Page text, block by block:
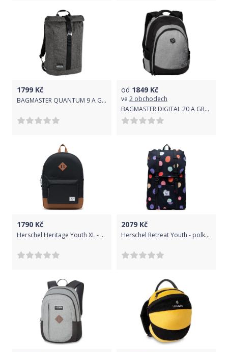
1799 Kč
BAGMASTER QUANTUM 9 A GRAY
od 1849 Kč
ve 2 obchodech
BAGMASTER DIGITAL 20 A GRAY/BLACK
1790 Kč
Herschel Heritage Youth XL - black/saddle brown uni
2079 Kč
Herschel Retreat Youth - polka people uni